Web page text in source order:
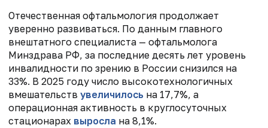
Отечественная офтальмология продолжает
уверенно развиваться. По данным главного
внештатного специалиста — офтальмолога
Минздрава РФ, за последние десять лет уровень
инвалидности по зрению в России снизился на
33%. В 2025 году число высокотехнологичных
вмешательств увеличилось на 17,7%, а
операционная активность в круглосуточных
стационарах выросла на 8,1%.